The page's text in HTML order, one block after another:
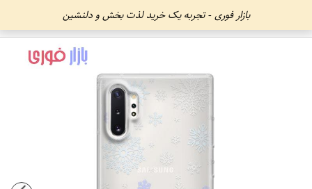
بازار فوری - تجربه یک خرید لذت بخش و دلنشین